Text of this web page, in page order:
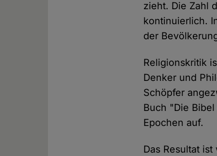
zieht. Die Zahl
kontinuierlich.
der
Religionskritik
Denker und
Schöpfer
Buch "Die
Epochen auf.
Das Resultat